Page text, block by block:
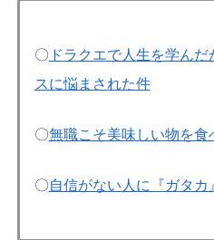
〇 ドラクエで人生を学ん
スに悩まされた件
〇無職こそ美味しい物を食
〇自信がない人に『ガタ